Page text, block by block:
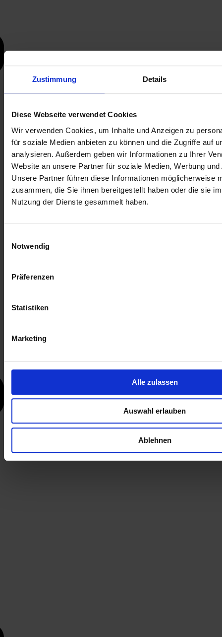
Zustimmung Details
Diese Webseite verwendet Cookies
Wir verwenden Cookies, um Inhalte und Anzeigen zu
für soziale Medien anbieten zu können und die Zugriffe auf
analysieren. Außerdem geben wir Informationen zu Ihrer
Website an unsere Partner für soziale Medien, Werbung
Unsere Partner führen diese Informationen möglicherweise
zusammen, die Sie ihnen bereitgestellt haben oder die sie
Nutzung der Dienste gesammelt haben.
Notwendig
Präferenzen
Statistiken
Marketing
Alle zulassen
Auswahl erlauben
Ablehnen